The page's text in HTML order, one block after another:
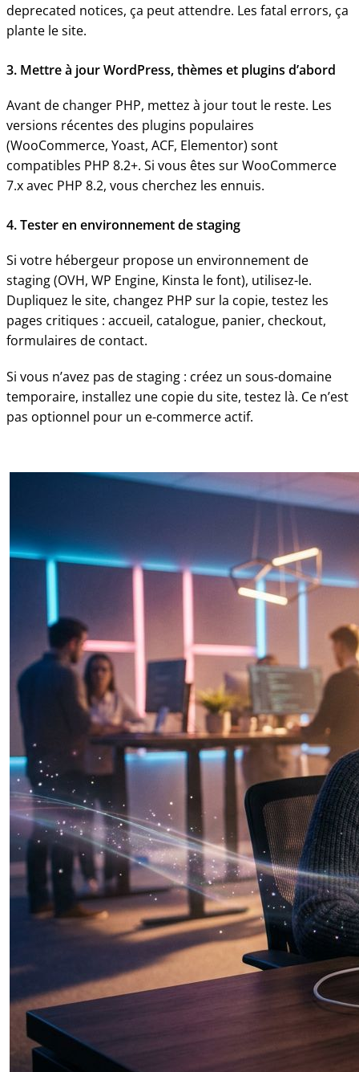
deprecated notices, ça peut attendre. Les fatal errors, ça
plante le site.
3. Mettre à jour WordPress, thèmes et plugins d’abord
Avant de changer PHP, mettez à jour tout le reste. Les
versions récentes des plugins populaires
(WooCommerce, Yoast, ACF, Elementor) sont
compatibles PHP 8.2+. Si vous êtes sur WooCommerce
7.x avec PHP 8.2, vous cherchez les ennuis.
4. Tester en environnement de staging
Si votre hébergeur propose un environnement de
staging (OVH, WP Engine, Kinsta le font), utilisez-le.
Dupliquez le site, changez PHP sur la copie, testez les
pages critiques : accueil, catalogue, panier, checkout,
formulaires de contact.
Si vous n’avez pas de staging : créez un sous-domaine
temporaire, installez une copie du site, testez là. Ce n’est
pas optionnel pour un e-commerce actif.